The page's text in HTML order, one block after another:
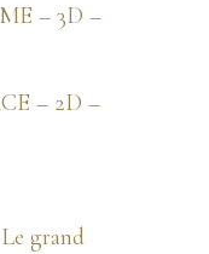
– 3D –
– 2D –
grand